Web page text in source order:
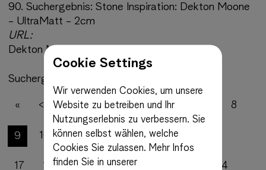
90. Suchergebnis:Stone Inspiration: Dekton Moone
- UltraMatt - 2cm
URL:
Dekton Moone - UltraMatt - 2cm
Suchergebnisse 81 bis 90 von 1548
« < 1 2 3 4 5 8
9 10 11 12 13 14
17 18 19 20 21 24
Cookie Settings
Wir verwenden Cookies, um unsere
Website zu betreiben und Ihr
Nutzungserlebnis zu verbessern. Sie
können selbst wählen, welche
Cookies Sie zulassen. Mehr Infos
finden Sie in unserer